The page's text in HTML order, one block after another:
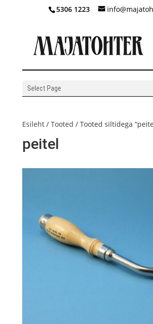
5306 1223
Select Page
Esileht/ Tooted / Tooted siltidega
peitel